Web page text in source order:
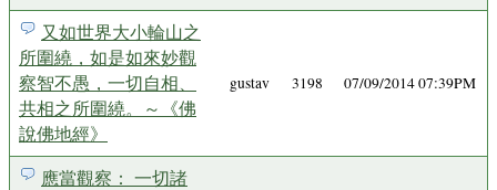
又如世界大小輪山之
所圍繞，如是如來妙觀
察智不愚，一切自相、
共相之所圍繞。～《佛
說佛地經》
gustav 3198 07/09/2014 07:39PM
應當觀察： 一切諸